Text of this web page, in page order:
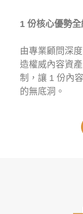
1 份核心優勢
由專業顧問深
造權威內容資
制，讓 1 份內
的無底洞。